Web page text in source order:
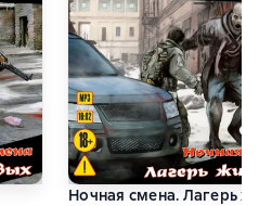
Ночная смена. Лагерь